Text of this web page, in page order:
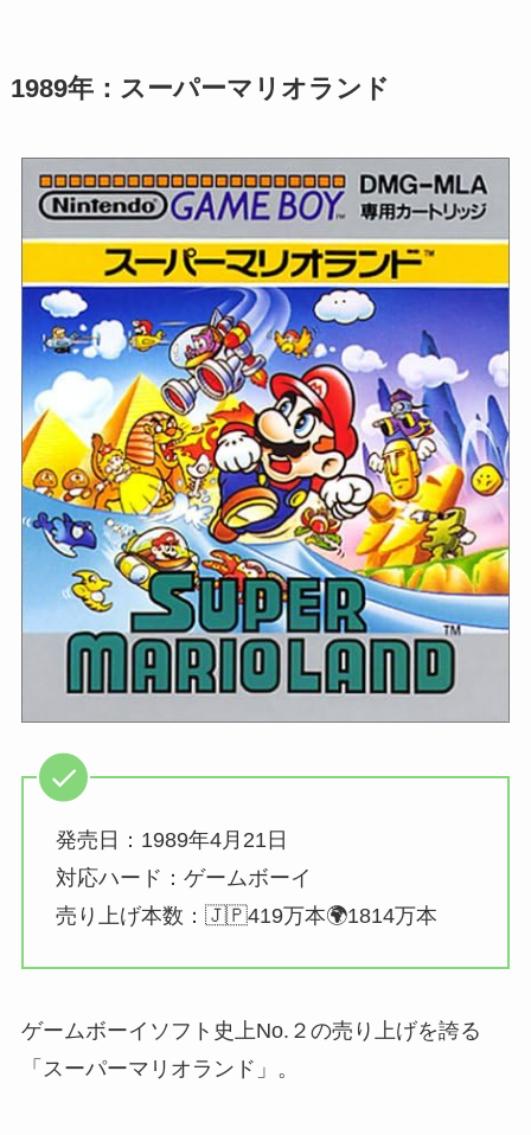
1989年：スーパーマリオランド
発売日：1989年4月21日
対応ハード：ゲームボーイ
売り上げ本数：🇯🇵419万本🌍1814万本
ゲームボーイソフト史上No.２の売り上げを誇る
「スーパーマリオランド」。